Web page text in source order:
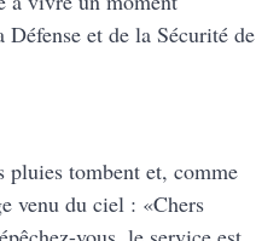
et de la Sécurité de
pluies tombent et, comme
venu du ciel : «Chers